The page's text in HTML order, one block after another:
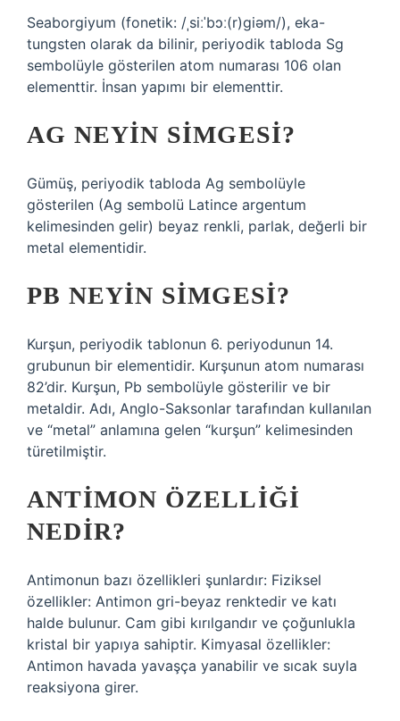
Seaborgiyum (fonetik: /ˌsiːˈbɔː(r)giəm/), eka-
tungsten olarak da bilinir, periyodik tabloda Sg
sembolüyle gösterilen atom numarası 106 olan
elementtir. İnsan yapımı bir elementtir.
AG NEYIN SIMGESI?
Gümüş, periyodik tabloda Ag sembolüyle
gösterilen (Ag sembolü Latince argentum
kelimesinden gelir) beyaz renkli, parlak, değerli bir
metal elementidir.
PB NEYIN SIMGESI?
Kurşun, periyodik tablonun 6. periyodunun 14.
grubunun bir elementidir. Kurşunun atom numarası
82’dir. Kurşun, Pb sembolüyle gösterilir ve bir
metaldir. Adı, Anglo-Saksonlar tarafından kullanılan
ve “metal” anlamına gelen “kurşun” kelimesinden
türetilmiştir.
ANTIMON ÖZELLIĞI
NEDIR?
Antimonun bazı özellikleri şunlardır: Fiziksel
özellikler: Antimon gri-beyaz renktedir ve katı
halde bulunur. Cam gibi kırılgandır ve çoğunlukla
kristal bir yapıya sahiptir. Kimyasal özellikler:
Antimon havada yavaşça yanabilir ve sıcak suyla
reaksiyona girer.